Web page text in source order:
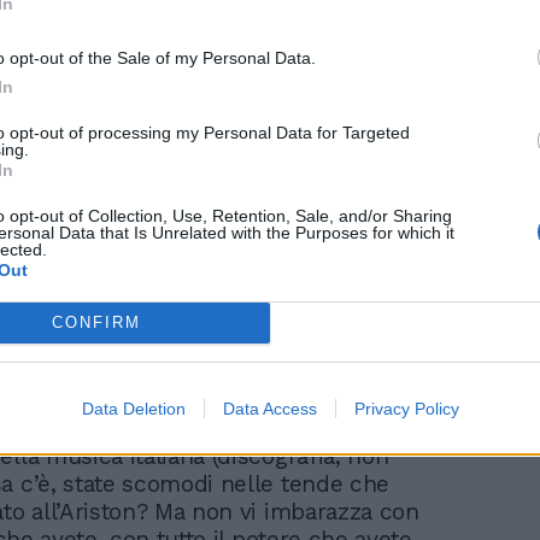
opt-out of the Sale of my Personal Data.
opt-out of processing my Personal Data for Targeted
opt-out of Collection, Use, Retention, Sale, and/or Sharing
Data that Is Unrelated with the Purposes for which it
CONFIRM
Data Deletion Data Access Privacy Policy
condiviso da Morgan (@morganofficial)
Fiorello e Biggio a mettere i puntini
che il direttore artistico di
stesse riferendo allo scambio di battute
Sgarbi che ha fatto il giro del web.
scherzato i due conduttori di
un video pubblicato sui social, elencando
Morgan, piccato, ha affidato alla rete la
musica italiana (discografia, non
c’è, state scomodi nelle tende che
all’Ariston? Ma non vi imbarazza con